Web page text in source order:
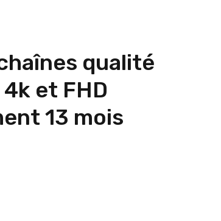
qualité
et FHD
13 mois